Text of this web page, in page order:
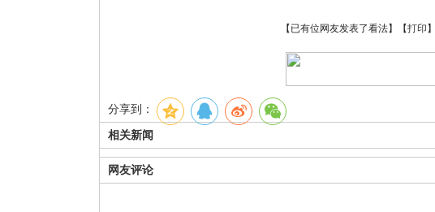
【已有位网友发表了看法】 【打印 】
分享到：
相关新闻
网友评论